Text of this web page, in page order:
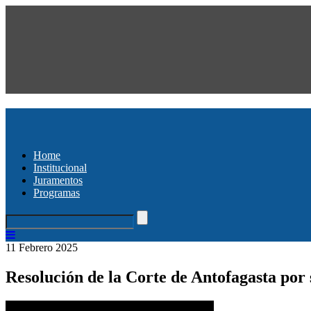
Home
Institucional
Juramentos
Programas
11 Febrero 2025
Resolución de la Corte de Antofagasta